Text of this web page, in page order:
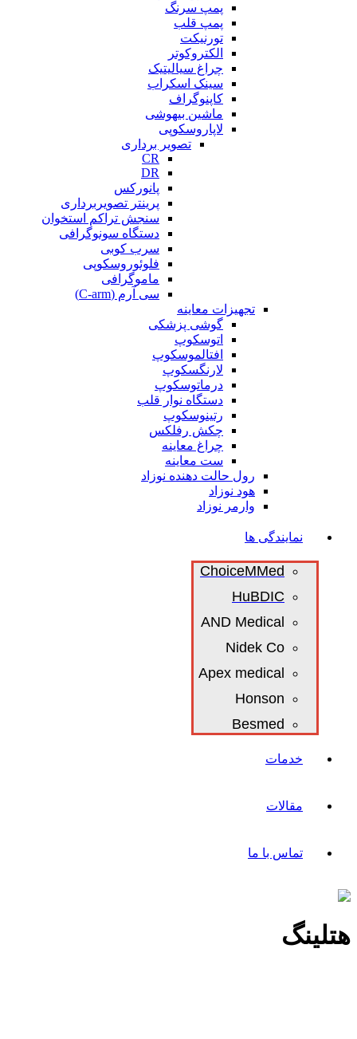
پمپ سرنگ
پمپ قلب
تورنیکت
الکتروکوتر
چراغ سیالیتیک
سینک اسکراب
کاپنوگراف
ماشین بیهوشی
لاپاروسکوپی
تصویر برداری
CR
DR
پانورکس
پرینتر تصویربرداری
سنجش تراکم استخوان
دستگاه سونوگرافی
سرب کوبی
فلوئوروسکوپی
ماموگرافی
سی آرم (C-arm)
تجهیزات معاینه
گوشی پزشکی
اتوسکوپ
افتالموسکوپ
لارنگسکوپ
درماتوسکوپ
دستگاه نوار قلب
رتینوسکوپ
چکش رفلکس
چراغ معاینه
ست معاینه
رول حالت دهنده نوزاد
هود نوزاد
وارمر نوزاد
نمایندگی ها
ChoiceMMed
HuBDIC
AND Medical
Nidek Co
Apex medical
Honson
Besmed
خدمات
مقالات
تماس با ما
هتلینگ